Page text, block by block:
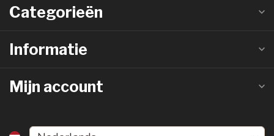
Categorieën
Informatie
Mijn account